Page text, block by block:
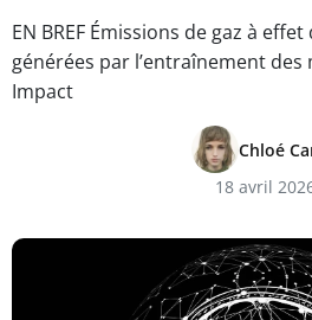
EN BREF Émissions de gaz à
générées par l’entraînement des
Impact
Chloé
18 avril